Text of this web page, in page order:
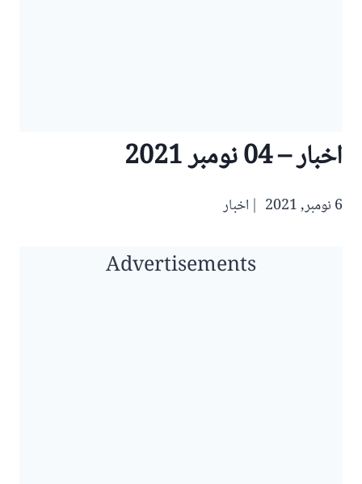
اخبار – 04 نومبر 2021
6 نومبر, 2021 اخبار
Advertisements